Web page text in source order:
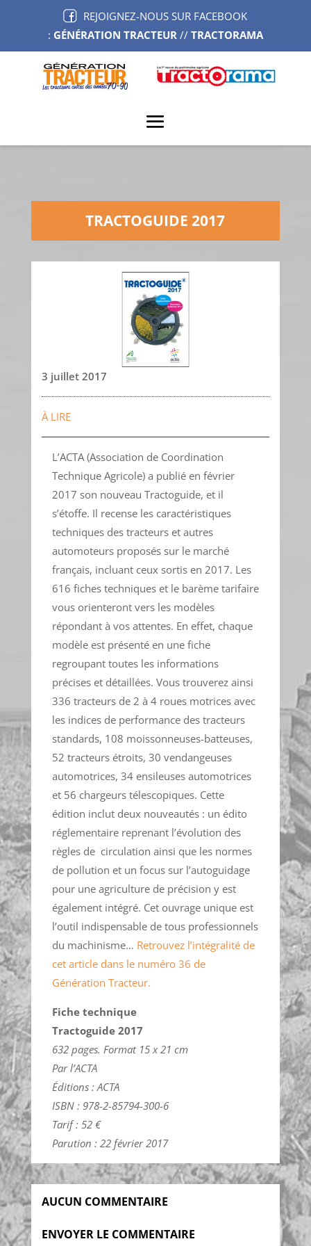
REJOIGNEZ-NOUS SUR FACEBOOK
: GÉNÉRATION TRACTEUR// TRACTORAMA
TRACTOGUIDE 2017
3 juillet 2017
À LIRE
L’ACTA (Association de Coordination
Technique Agricole) a publié en février
2017 son nouveau Tractoguide, et il
s’étoffe. Il recense les caractéristiques
techniques des tracteurs et autres
automoteurs proposés sur le marché
français, incluant ceux sortis en 2017. Les
616 fiches techniques et le barème tarifaire
vous orienteront vers les modèles
répondant à vos attentes. En effet, chaque
modèle est présenté en une fiche
regroupant toutes les informations
précises et détaillées. Vous trouverez ainsi
336 tracteurs de 2 à 4 roues motrices avec
les indices de performance des tracteurs
standards, 108 moissonneuses-batteuses,
52 tracteurs étroits, 30 vendangeuses
automotrices, 34 ensileuses automotrices
et 56 chargeurs télescopiques. Cette
édition inclut deux nouveautés : un édito
réglementaire reprenant l’évolution des
règles de circulation ainsi que les normes
de pollution et un focus sur l’autoguidage
pour une agriculture de précision y est
également intégré. Cet ouvrage unique est
l’outil indispensable de tous professionnels
du machinisme… Retrouvez l’intégralité de
cet article dans le numéro 36 de
Génération Tracteur.
Fiche technique
Tractoguide 2017
632 pages. Format 15 x 21 cm
Par l’ACTA
Éditions : ACTA
ISBN : 978-2-85794-300-6
Tarif : 52 €
Parution : 22 février 2017
AUCUN COMMENTAIRE
ENVOYER LE COMMENTAIRE